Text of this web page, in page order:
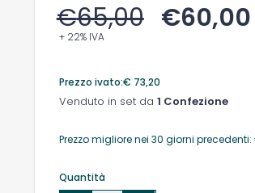
€65,00 €60,00
+ 22% IVA
Prezzo ivato:€ 73,20
Venduto in set da 1 Confezione
Prezzo migliore nei 30 giorni precedenti:
Quantità